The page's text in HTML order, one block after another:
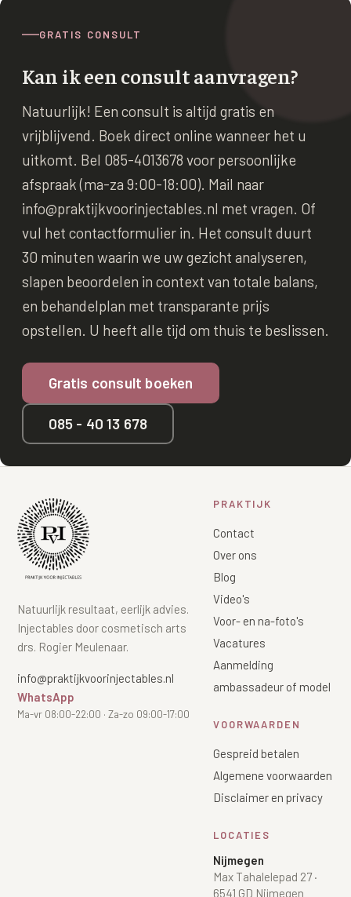
GRATIS CONSULT
Kan ik een consult aanvragen?
Natuurlijk! Een consult is altijd gratis en
vrijblijvend. Boek direct online wanneer het u
uitkomt. Bel 085-4013678 voor persoonlijke
afspraak (ma-za 9:00-18:00). Mail naar
info@praktijkvoorinjectables.nl met vragen. Of
vul het contactformulier in. Het consult duurt
30 minuten waarin we uw gezicht analyseren,
slapen beoordelen in context van totale balans,
en behandelplan met transparante prijs
opstellen. U heeft alle tijd om thuis te beslissen.
Gratis consult boeken
085 - 40 13 678
Natuurlijk resultaat, eerlijk advies.
Injectables door cosmetisch arts
drs. Rogier Meulenaar.
info@praktijkvoorinjectables.nl
WhatsApp
Ma-vr 08:00-22:00 · Za-zo 09:00-17:00
PRAKTIJK
Contact
Over ons
Blog
Video's
Voor- en na-foto's
Vacatures
Aanmelding
ambassadeur of model
VOORWAARDEN
Gespreid betalen
Algemene voorwaarden
Disclaimer en privacy
LOCATIES
Nijmegen
Max Tahalelepad 27·
6541 GD Nijmegen